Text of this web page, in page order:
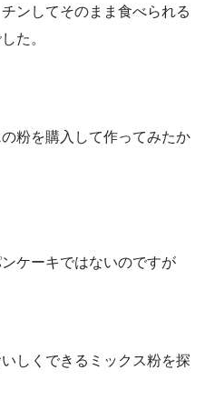
ンしてそのまま食べられる
た。
の粉を購入して作ってみたか
ケーキではないのですが
しくできるミックス粉を探